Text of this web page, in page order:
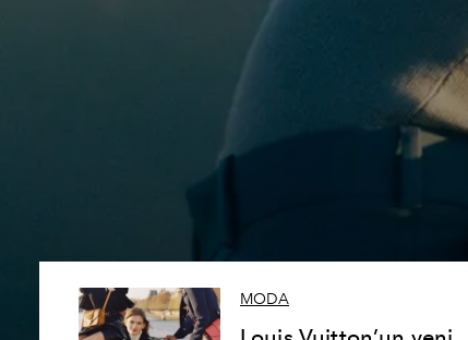
MODA